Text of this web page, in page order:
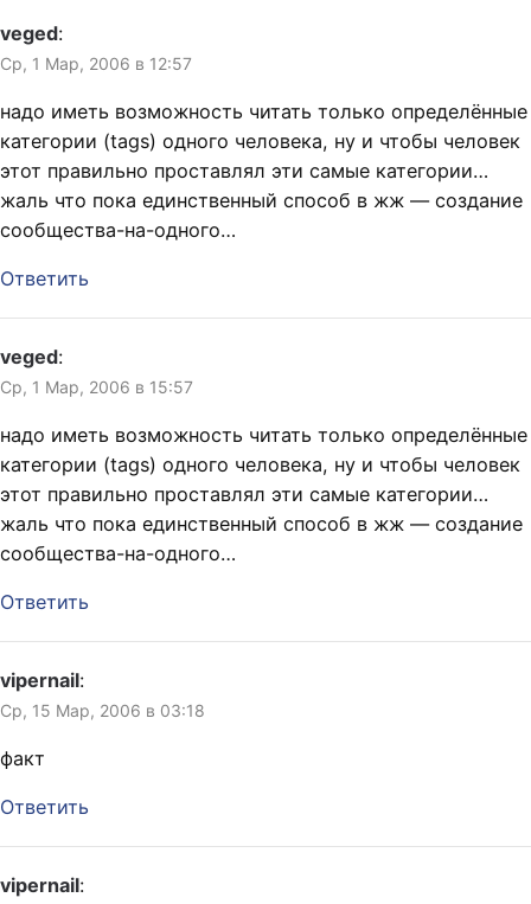
veged:
Ср, 1 Мар, 2006 в 12:57
надо иметь возможность читать только определённые
категории (tags) одного человека, ну и чтобы человек
этот правильно проставлял эти самые категории…
жаль что пока единственный способ в жж — создание
сообщества-на-одного…
Ответить
veged:
Ср, 1 Мар, 2006 в 15:57
надо иметь возможность читать только определённые
категории (tags) одного человека, ну и чтобы человек
этот правильно проставлял эти самые категории…
жаль что пока единственный способ в жж — создание
сообщества-на-одного…
Ответить
vipernail:
Ср, 15 Мар, 2006 в 03:18
факт
Ответить
vipernail: